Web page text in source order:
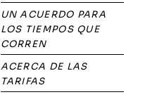
UN ACUERDO PARA
LOS TIEMPOS QUE
CORREN
ACERCA DE LAS
TARIFAS